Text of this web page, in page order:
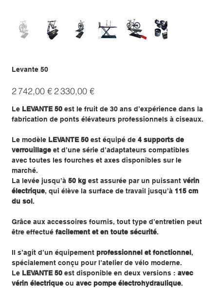
Levante 50
Prix
d’origine
2 742,00 € Prix
promotionnel
2 330,00 €
Le LEVANTE 50 est le fruit de 30 ans d’expérience dans la
fabrication de ponts élévateurs professionnels à ciseaux.
Le modèle LEVANTE 50 est équipé de 4 supports de
verrouillage et d’une série d’adaptateurs compatibles
avec toutes les fourches et axes disponibles sur le
marché.
La levée jusqu’à 50 kg est assurée par un puissant vérin
électrique, qui élève la surface de travail jusqu’à 115 cm
du sol.
Grâce aux accessoires fournis, tout type d’entretien peut
être effectué facilement et en toute sécurité.
Il s’agit d’un équipement professionnel et fonctionnel,
spécialement conçu pour l’atelier de vélo moderne.
Le LEVANTE 50 est disponible en deux versions : avec
vérin électrique ou avec pompe électrohydraulique.